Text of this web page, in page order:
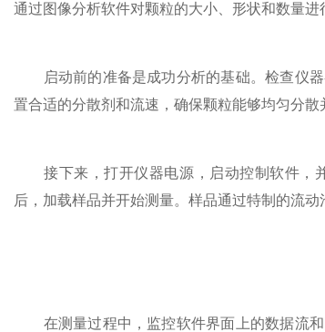
通过图像分析软件对颗粒的大小、形状和数量
启动前的准备是成功分析的基础。检查仪器
置合适的分散剂和流速，确保颗粒能够均匀分
接下来，打开仪器电源，启动控制软件，并
后，加载样品并开始测量。样品通过特制的流
在测量过程中，监控软件界面上的数据流和